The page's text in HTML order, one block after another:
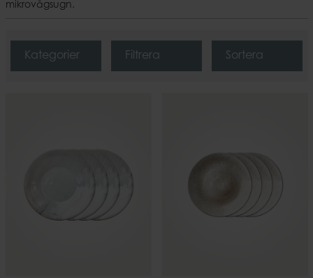
mikrovågsugn.
Kategorier Filtrera Sortera